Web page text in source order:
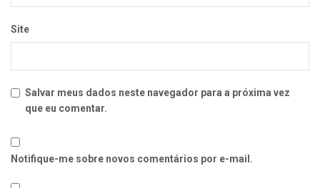
Site
Salvar meus dados neste navegador para a próxima vez
que eu comentar.
Notifique-me sobre novos comentários por e-mail.